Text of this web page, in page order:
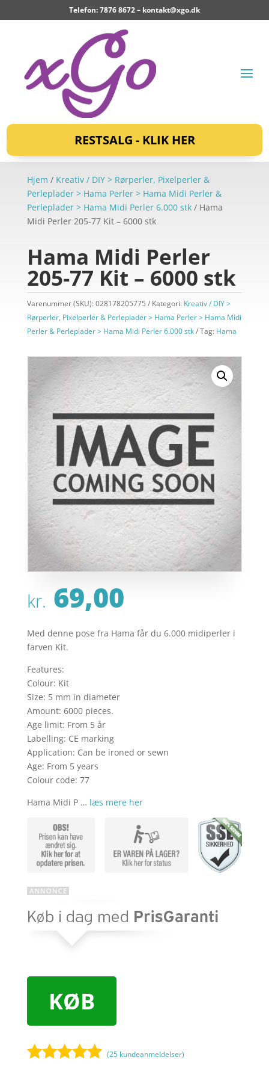
Telefon: 7876 8672 – kontakt@xgo.dk
RESTSALG - KLIK HER
Hjem / Kreativ / DIY > Rørperler, Pixelperler &
Perleplader > Hama Perler > Hama Midi Perler &
Perleplader > Hama Midi Perler 6.000 stk/ Hama
Midi Perler 205-77 Kit – 6000 stk
Hama Midi Perler
205-77 Kit – 6000 stk
Varenummer (SKU):028178205775 Kategori: Kreativ / DIY >
Rørperler, Pixelperler & Perleplader > Hama Perler > Hama Midi
Perler & Perleplader > Hama Midi Perler 6.000 stk
Tag: Hama
kr. 69,00
Med denne pose fra Hama får du 6.000 midiperler i
farven Kit.
Features:
Colour: Kit
Size: 5 mm in diameter
Amount: 6000 pieces.
Age limit: From 5 år
Labelling: CE marking
Application: Can be ironed or sewn
Age: From 5 years
Colour code: 77
Hama Midi P … læs mere her
KØB
(25 kundeanmeldelser)